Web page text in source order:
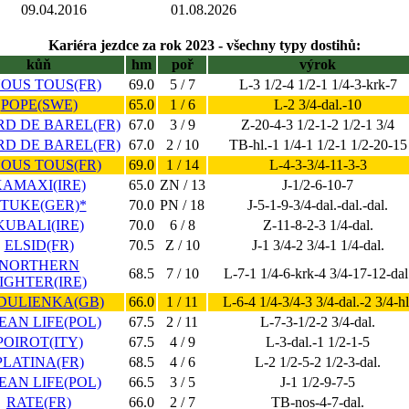
09.04.2016 01.08.2026
Kariéra jezdce za rok 2023 - všechny typy dostihů:
kůň
hm poř
výrok
TOUS(FR)
69.0 5 / 7
L-3 1/2-4 1/2-1 1/4-3-krk-7
POPE(SWE)
65.0 1 / 6
L-2 3/4-dal.-10
DE BAREL(FR) 67.0 3 / 9
Z-20-4-3 1/2-1-2 1/2-1 3/4
DE BAREL(FR) 67.0 2 / 10
TB-hl.-1 1/4-1 1/2-1 1/2-20-15
TOUS(FR)
69.0 1 / 14
L-4-3-3/4-11-3-3
65.0 ZN / 13
J-1/2-6-10-7
70.0 PN / 18
J-5-1-9-3/4-dal.-dal.-dal.
70.0 6 / 8
Z-11-8-2-3 1/4-dal.
ELSID(FR)
70.5 Z / 10
J-1 3/4-2 3/4-1 1/4-dal.
68.5 7 / 10
L-7-1 1/4-6-krk-4 3/4-17-12-
66.0 1 / 11
L-6-4 1/4-3/4-3 3/4-dal.-2 3/4-
LIFE(POL)
67.5 2 / 11
L-7-3-1/2-2 3/4-dal.
67.5 4 / 9
L-3-dal.-1 1/2-1-5
68.5 4 / 6
L-2 1/2-5-2 1/2-3-dal.
LIFE(POL)
66.5 3 / 5
J-1 1/2-9-7-5
RATE(FR)
66.0 2 / 7 TB-nos-4-7-dal.